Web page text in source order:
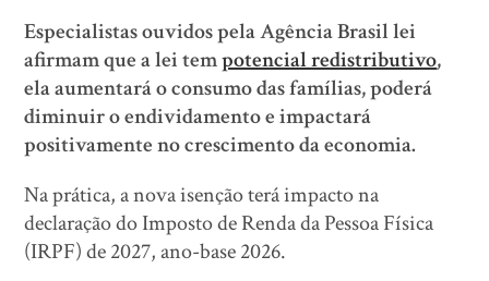
Especialistas ouvidos pela Agência Brasil lei
afirmam que a lei tempotencial redistributivo,
ela aumentará o consumo das famílias, poderá
diminuir o endividamento e impactará
positivamente no crescimento da economia.
Na prática, a nova isenção terá impacto na
declaração do Imposto de Renda da Pessoa Física
(IRPF) de 2027, ano-base 2026.